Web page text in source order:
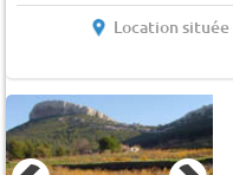
Location